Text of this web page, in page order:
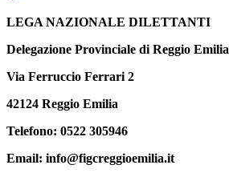
LEGA NAZIONALE DILETTANTI
Delegazione Provinciale di Reggio Emilia
Via Ferruccio Ferrari 2
42124 Reggio Emilia
Telefono: 0522 305946
Email: info@figcreggioemilia.it